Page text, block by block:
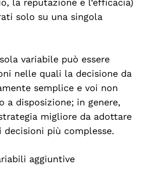
la reputazione e l’efficacia)
solo su una singola
variabile può essere
nelle quali la decisione da
semplice e voi non
a disposizione; in genere,
migliore da adottare
più complesse.
aggiuntive